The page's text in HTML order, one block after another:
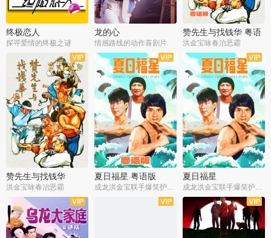
终极恋人
探寻爱情的终极之谜
龙的心
情感路线的动作喜剧片
赞先生与找钱华 粤语
版
洪金宝咏春治恶霸
赞先生与找钱华
洪金宝咏春治恶霸
夏日福星 粤语版
成龙洪金宝联手爆笑护美女
夏日福星
成龙洪金宝联手爆笑护美女